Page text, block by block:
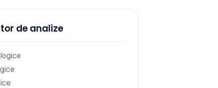
de analize